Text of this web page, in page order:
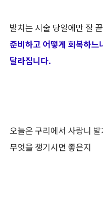
발치는 시술 당일에만 잘
준비하고 어떻게 회복하느
달라집니다.
오늘은 구리에서 사랑니
무엇을 챙기시면 좋은지